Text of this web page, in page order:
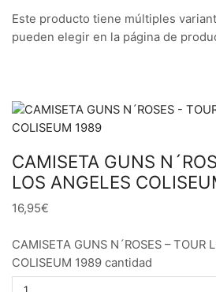
Este producto tiene múltiples
pueden elegir en la página de
CAMISETA GUNS
LOS ANGELES
16,95€
CAMISETA GUNS N´ROSES – TOUR
COLISEUM 1989 cantidad